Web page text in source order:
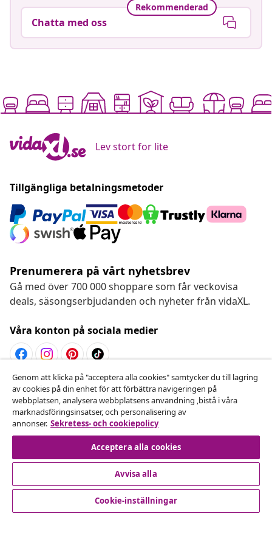
Rekommenderad
Chatta med oss
Lev stort for lite
Tillgängliga betalningsmetoder
Prenumerera på vårt nyhetsbrev
Gå med över 700 000 shoppare som får veckovisa
deals, säsongserbjudanden och nyheter från vidaXL.
Våra konton på sociala medier
Avbryta avtalet
Skicka in en begäran om uttag för din beställning.
Avbryta avtalet
Kundservice
Genom att klicka på "acceptera alla cookies" samtycker du till lagring
av cookies på din enhet för att förbättra navigeringen på
webbplatsen, analysera webbplatsens användning ,bistå i våra
marknadsföringsinsatser, och personalisering av
annonser. Sekretess- och cookiepolicy
Acceptera alla cookies
Avvisa alla
Cookie-inställningar